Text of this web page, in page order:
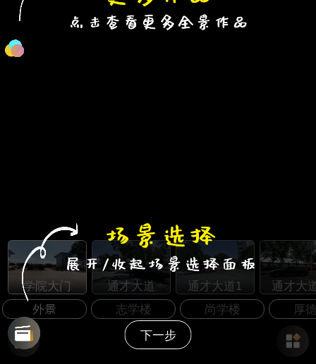
。
学院大门 通才大道 通才大道1
通才大
外景
志学楼 尚学楼 厚
下一步